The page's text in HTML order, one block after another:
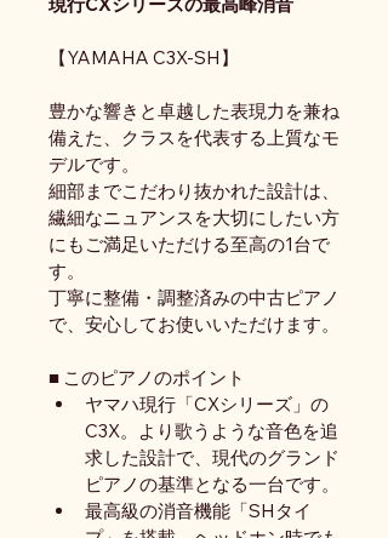
【YAMAHA C3X-SH】
豊かな響きと卓越した表現力を兼ね
備えた、クラスを代表する上質なモ
デルです。
細部までこだわり抜かれた設計は、
繊細なニュアンスを大切にしたい方
にもご満足いただける至高の1台で
す。
丁寧に整備・調整済みの中古ピアノ
で、安心してお使いいただけます。
■ このピアノのポイント
ヤマハ現行「CXシリーズ」の
C3X。より歌うような音色を追
求した設計で、現代のグランド
ピアノの基準となる一台です。
最高級の消音機能「SHタイ